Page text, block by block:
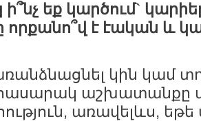
եք կարծում`
է էական և
կին կամ
աշխատանքը
առավելևս, եթե